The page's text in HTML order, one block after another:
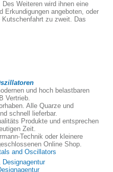
Weiteren wird ihnen eine
Erkundigungen angeboten, oder
zu zweit. Das
und hoch belastbaren
Vertrieb.
Alle Quarze und
schnell lieferbar.
Produkte und entsprechen
Zeit.
Technik oder kleinere
Online Shop.
and Oscillators
Designagentur